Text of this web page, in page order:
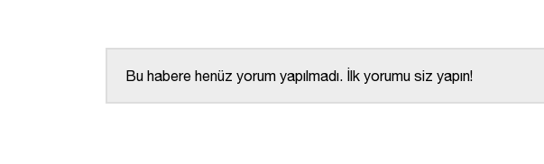
Bu habere henüz yorum yapılmadı. İlk yorumu siz yapın!